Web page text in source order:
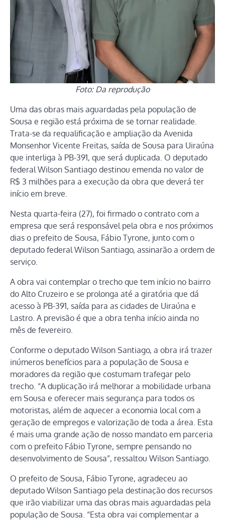
Foto: Da reprodução
Uma das obras mais aguardadas pela população de
Sousa e região está próxima de se tornar realidade.
Trata-se da requalificação e ampliação da Avenida
Monsenhor Vicente Freitas, saída de Sousa para Uiraúna
que interliga à PB-391, que será duplicada. O deputado
federal Wilson Santiago destinou emenda no valor de
R$ 3 milhões para a execução da obra que deverá ter
início em breve.
Nesta quarta-feira (27), foi firmado o contrato com a
empresa que será responsável pela obra e nos próximos
dias o prefeito de Sousa, Fábio Tyrone, junto com o
deputado federal Wilson Santiago, assinarão a ordem de
serviço.
A obra vai contemplar o trecho que tem início no bairro
do Alto Cruzeiro e se prolonga até a giratória que dá
acesso à PB-391, saída para as cidades de Uiraúna e
Lastro. A previsão é que a obra tenha início ainda no
mês de fevereiro.
Conforme o deputado Wilson Santiago, a obra irá trazer
inúmeros benefícios para a população de Sousa e
moradores da região que costumam trafegar pelo
trecho. “A duplicação irá melhorar a mobilidade urbana
em Sousa e oferecer mais segurança para todos os
motoristas, além de aquecer a economia local com a
geração de empregos e valorização de toda a área. Esta
é mais uma grande ação de nosso mandato em parceria
com o prefeito Fábio Tyrone, sempre pensando no
desenvolvimento de Sousa”, ressaltou Wilson Santiago.
O prefeito de Sousa, Fábio Tyrone, agradeceu ao
deputado Wilson Santiago pela destinação dos recursos
que irão viabilizar uma das obras mais aguardadas pela
população de Sousa. “Esta obra vai complementar a